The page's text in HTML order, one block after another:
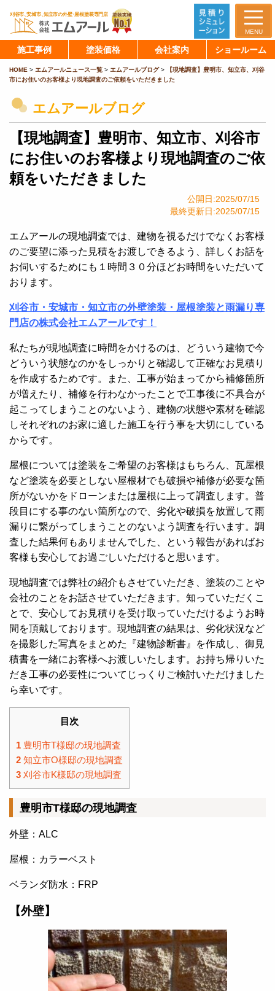
MENU
施工事例 塗装価格 会社案内 ショールーム
HOME > エムアールニュース一覧 > エムアールブログ>
【現地調査】豊明市、知立市、刈谷
市にお住いのお客様より現地調査のご依頼をいただきました
エムアールブログ
【現地調査】豊明市、知立市、刈谷市
にお住いのお客様より現地調査のご依
頼をいただきました
公開日:2025/07/15
最終更新日:2025/07/15
エムアールの現地調査では、建物を視るだけでなくお客様
のご要望に添った見積をお渡しできるよう、詳しくお話を
お伺いするためにも１時間３０分ほどお時間をいただいて
おります。
刈谷市・安城市・知立市の外壁塗装・屋根塗装と雨漏り専
門店の株式会社エムアールです！
私たちが現地調査に時間をかけるのは、どういう建物で今
どういう状態なのかをしっかりと確認して正確なお見積り
を作成するためです。また、工事が始まってから補修箇所
が増えたり、補修を行わなかったことで工事後に不具合が
起こってしまうことのないよう、建物の状態や素材を確認
しそれぞれのお家に適した施工を行う事を大切にしている
からです。
屋根については塗装をご希望のお客様はもちろん、瓦屋根
など塗装を必要としない屋根材でも破損や補修が必要な箇
所がないかをドローンまたは屋根に上って調査します。普
段目にする事のない箇所なので、劣化や破損を放置して雨
漏りに繋がってしまうことのないよう調査を行います。調
査した結果何もありませんでした、という報告があればお
客様も安心してお過ごしいただけると思います。
現地調査では弊社の紹介もさせていただき、塗装のことや
会社のことをお話させていただきます。知っていただくこ
とで、安心してお見積りを受け取っていただけるようお時
間を頂戴しております。現地調査の結果は、劣化状況など
を撮影した写真をまとめた『建物診断書』を作成し、御見
積書を一緒にお客様へお渡しいたします。お持ち帰りいた
だき工事の必要性についてじっくりご検討いただけました
ら幸いです。
目次
1 豊明市T様邸の現地調査
2 知立市O様邸の現地調査
3 刈谷市K様邸の現地調査
豊明市T様邸の現地調査
外壁：ALC
屋根：カラーベスト
ベランダ防水：FRP
【外壁】